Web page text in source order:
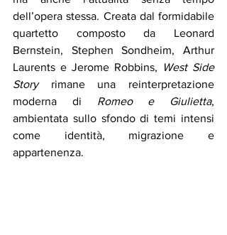
dell’opera stessa. Creata dal formidabile
quartetto composto da Leonard
Bernstein, Stephen Sondheim, Arthur
Laurents e Jerome Robbins,
West Side
Story rimane una reinterpretazione
moderna di Romeo e Giulietta,
ambientata sullo sfondo di temi intensi
come identità, migrazione e
appartenenza.